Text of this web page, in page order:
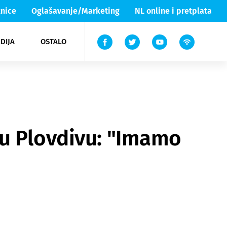
Oglašavanje/Marketing NL online i pretplata
OSTALO
Lika & Senj
TV
Plovdivu: "Imamo